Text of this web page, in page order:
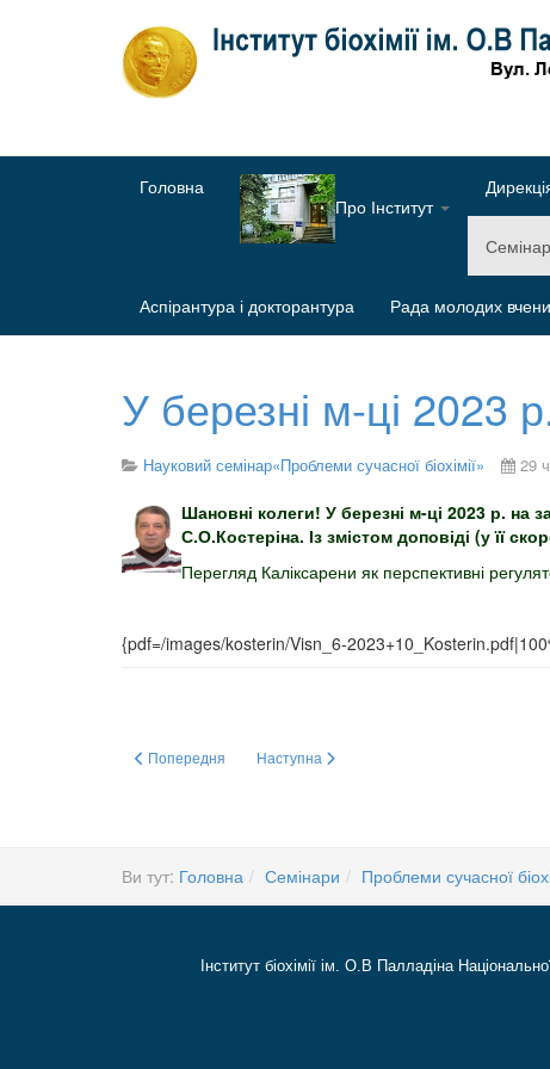
Головна
Про Інститут
Аспірантура і докторантура Рада молодих
У березні м-ці 2023
Науковий семінар«Проблеми сучасної біохімії» 29
Шановні колеги! У березні м-ці 2023 р. на
С.О.Костеріна. Із змістом доповіді (у її
Перегляд Каліксарени як перспективні
{pdf=/images/kosterin/Visn_6-
Попередня стаття: Структура, функції та молекулярні
Попередня Наступна стаття: Аутологічний фібриновий
Наступна
Ви тут: Головна Семінари Проблеми сучасної
Інститут біохімії ім. О.В Палладіна